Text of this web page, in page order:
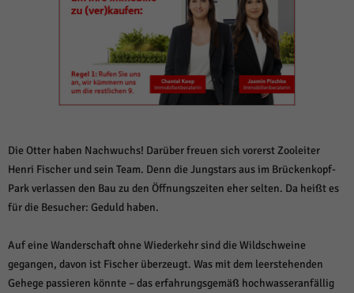
Die Otter haben Nachwuchs! Darüber freuen sich vorerst Zooleiter
Henri Fischer und sein Team. Denn die Jungstars aus im Brückenkopf-
Park verlassen den Bau zu den Öffnungszeiten eher selten. Da heißt es
für die Besucher: Geduld haben.
Auf eine Wanderschaft ohne Wiederkehr sind die Wildschweine
gegangen, davon ist Fischer überzeugt. Was mit dem leerstehenden
Gehege passieren könnte – das erfahrungsgemäß hochwasseranfällig
Website und Ihre Erfahrung zu verbessern.
Personenbezogene Daten
können verarbeitet werden (z. B. IP-Adressen), z. B. für personalisierte
Anzeigen und Inhalte oder Anzeigen- und Inhaltsmessung.Weitere
Informationen über die Verwendung Ihrer Daten finden Sie in unserer
Datenschutzerklärung.
Hier finden Sie eine Übersicht über alle verwendeten Cookies. Sie
können Ihre Einwilligung zu ganzen Kategorien geben oder sich
Alle akzeptieren
Zurück
Datenschutzeinstellungen
Essenzielle Cookies ermöglichen grundlegende Funktionen und sind für die
einwandfreie Funktion der Website erforderlich.
Cookie-Informationen anzeigen